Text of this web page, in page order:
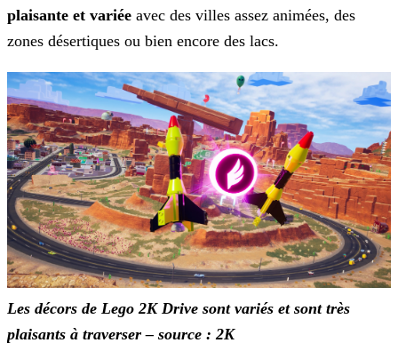
plaisante et variée avec des villes assez animées, des
zones désertiques ou bien encore des lacs.
Les décors de Lego 2K Drive sont variés et sont très
plaisants à traverser – source : 2K